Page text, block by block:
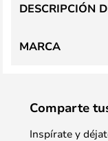
DESCRIPCIÓN
MARCA
Comparte
Inspírate y